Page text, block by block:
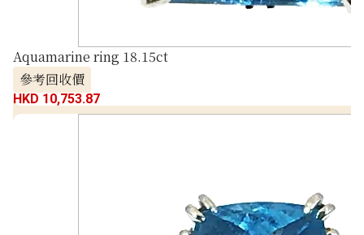
Aquamarine ring 18.15ct
參考回收價
HKD 10,753.87